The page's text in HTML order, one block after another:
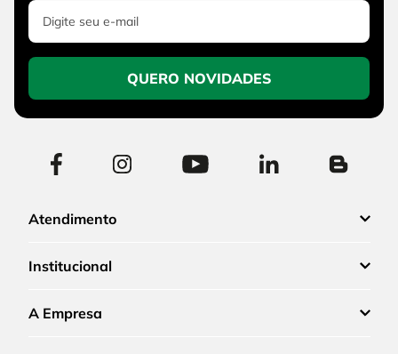
QUERO NOVIDADES
Atendimento
Institucional
A Empresa